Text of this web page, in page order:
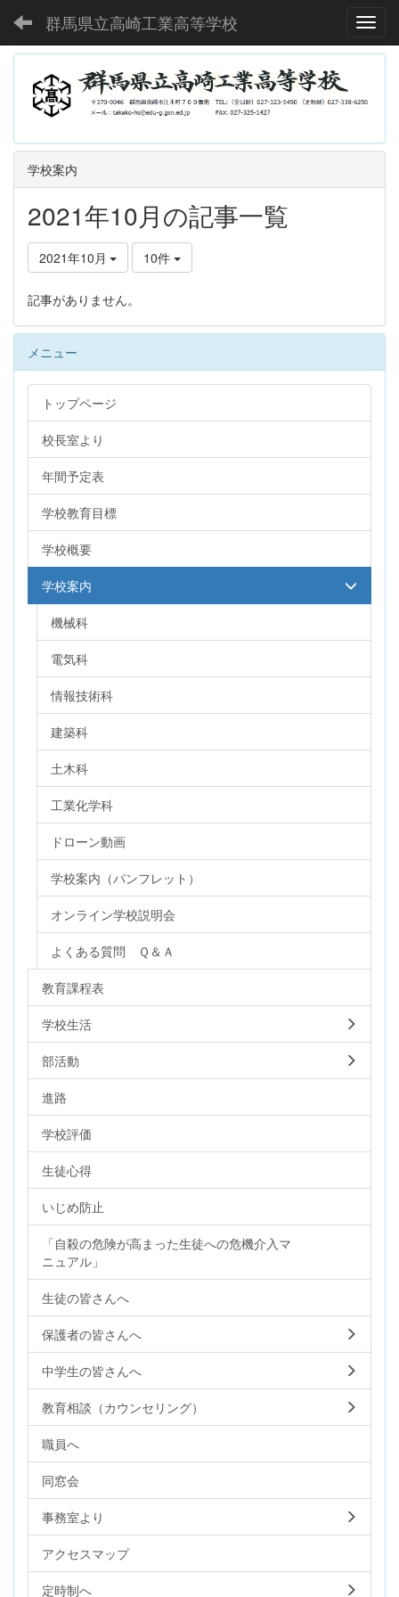
群馬県立高崎工業高等学校
学校案内
2021年10月の記事一覧
2021年10月 10件
記事がありません。
メニュー
トップページ
校長室より
年間予定表
学校教育目標
学校概要
学校案内
機械科
電気科
情報技術科
建築科
土木科
工業化学科
ドローン動画
学校案内（パンフレット）
オンライン学校説明会
よくある質問 Ｑ＆Ａ
教育課程表
学校生活
部活動
進路
学校評価
生徒心得
いじめ防止
「自殺の危険が高まった生徒への危機介入マ
ニュアル」
生徒の皆さんへ
保護者の皆さんへ
中学生の皆さんへ
教育相談（カウンセリング）
職員へ
同窓会
事務室より
アクセスマップ
定時制へ